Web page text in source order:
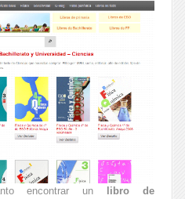
encontrar un
libro de